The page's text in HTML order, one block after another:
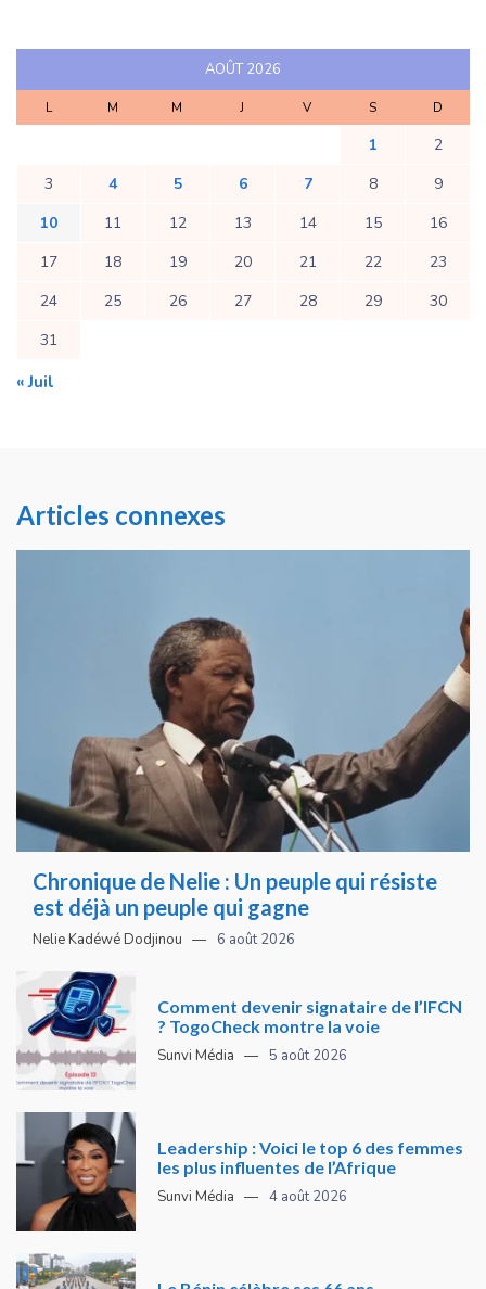
AOÛT 2026
L M M J V S D
1
2
3
4 5 6 7 8
9
10
11 12 13 14 15
16
17
18 19 20 21 22
23
24
25 26 27 28 29
30
31
« Juil
Articles connexes
Chronique de Nelie : Un peuple qui résiste
est déjà un peuple qui gagne
Nelie Kadéwé Dodjinou 6 août 2026
Comment devenir signataire de l’IFCN
? TogoCheck montre la voie
Sunvi Média 5 août 2026
Leadership : Voici le top 6 des femmes
les plus influentes de l’Afrique
Sunvi Média 4 août 2026